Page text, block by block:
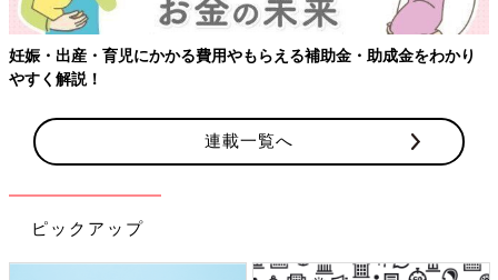
・助成金をわかり
連載一覧へ
ピックアップ